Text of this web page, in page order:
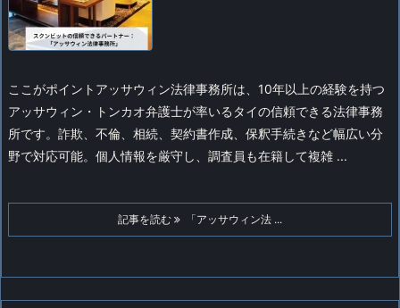
ここがポイント アッサウィン法律事務所は、10年以上の経験を持つ
アッサウィン・トンカオ弁護士が率いるタイの信頼できる法律事務
所です。詐欺、不倫、相続、契約書作成、保釈手続きなど幅広い分
野で対応可能。個人情報を厳守し、調査員も在籍して複雑 ...
記事を読む 「アッサウィン法 ...